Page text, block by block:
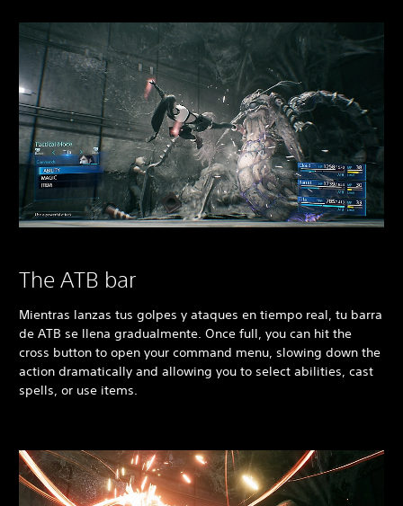
The ATB bar
Mientras lanzas tus golpes y ataques en tiempo real, tu barra
de ATB se llena gradualmente. Once full, you can hit the
cross button to open your command menu, slowing down the
action dramatically and allowing you to select abilities, cast
spells, or use items.